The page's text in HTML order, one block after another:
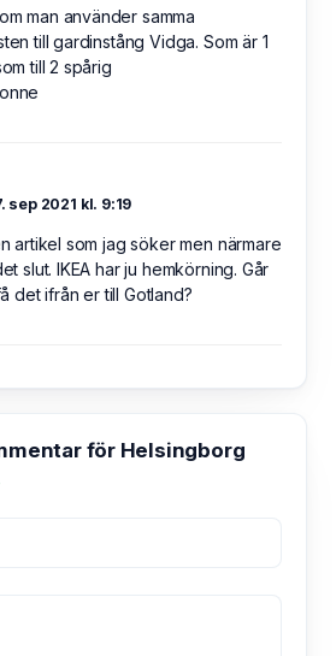
man använder samma
till gardinstång Vidga. Som är 1
till 2 spårig
sep 2021 kl. 9:19
artikel som jag söker men närmare
slut. IKEA har ju hemkörning. Går
det ifrån er till Gotland?
för Helsingborg